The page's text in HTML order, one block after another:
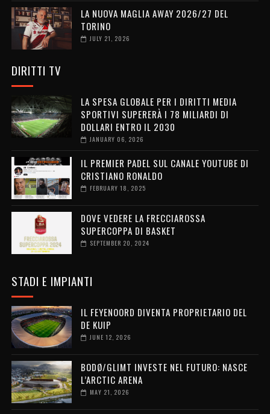
LA NUOVA MAGLIA AWAY 2026/27 DEL
TORINO
JULY 21, 2026
DIRITTI TV
LA SPESA GLOBALE PER I DIRITTI MEDIA
SPORTIVI SUPERERÀ I 78 MILIARDI DI
DOLLARI ENTRO IL 2030
JANUARY 06, 2026
IL PREMIER PADEL SUL CANALE YOUTUBE DI
CRISTIANO RONALDO
FEBRUARY 18, 2025
DOVE VEDERE LA FRECCIAROSSA
SUPERCOPPA DI BASKET
SEPTEMBER 20, 2024
STADI E IMPIANTI
IL FEYENOORD DIVENTA PROPRIETARIO DEL
DE KUIP
JUNE 12, 2026
BODØ/GLIMT INVESTE NEL FUTURO: NASCE
L’ARCTIC ARENA
MAY 21, 2026